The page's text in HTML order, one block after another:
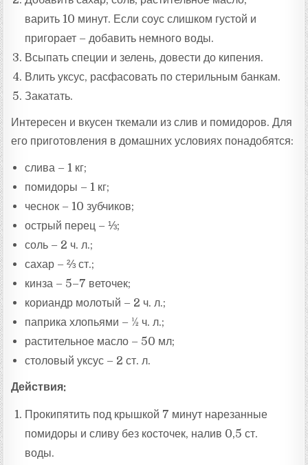
варить 10 минут. Если соус слишком густой и
пригорает – добавить немного воды.
Всыпать специи и зелень, довести до кипения.
Влить уксус, расфасовать по стерильным банкам.
Закатать.
Интересен и вкусен ткемали из слив и помидоров. Для
его приготовления в домашних условиях понадобятся:
слива – 1 кг;
помидоры – 1 кг;
чеснок – 10 зубчиков;
острый перец – ⅓;
соль – 2 ч. л.;
сахар – ⅔ ст.;
кинза – 5–7 веточек;
кориандр молотый – 2 ч. л.;
паприка хлопьями – ½ ч. л.;
растительное масло – 50 мл;
столовый уксус – 2 ст. л.
Действия:
Прокипятить под крышкой 7 минут нарезанные
помидоры и сливу без косточек, налив 0,5 ст.
воды.